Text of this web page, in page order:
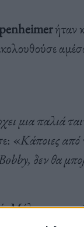
ήταν
μια παλιά
«Κάποιες από
δεν θα
Μόλις το